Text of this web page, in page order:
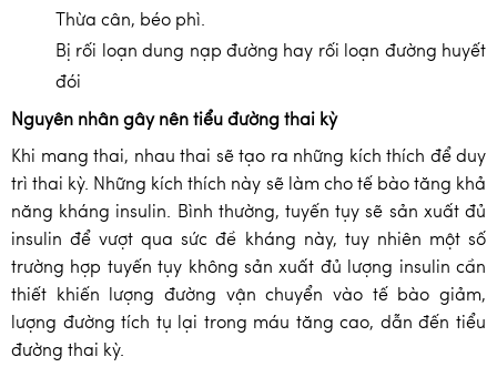
Thừa cân, béo phì.
Bị rối loạn dung nạp đường hay rối loạn đường huyết
đói
Nguyên nhân gây nên tiểu đường thai kỳ
Khi mang thai, nhau thai sẽ tạo ra những kích thích để duy
trì thai kỳ. Những kích thích này sẽ làm cho tế bào tăng khả
năng kháng insulin. Bình thường, tuyến tụy sẽ sản xuất đủ
insulin để vượt qua sức đề kháng này, tuy nhiên một số
trường hợp tuyến tụy không sản xuất đủ lượng insulin cần
thiết khiến lượng đường vận chuyển vào tế bào giảm,
lượng đường tích tụ lại trong máu tăng cao, dẫn đến tiểu
đường thai kỳ.